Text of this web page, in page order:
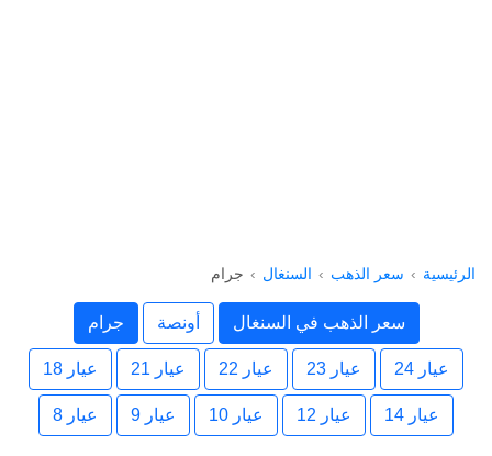
الرئيسية سعر الذهب السنغال جرام
سعر الذهب في السنغال أونصة جرام
عيار 24 عيار 23 عيار 22 عيار 21 عيار 18
عيار 14 عيار 12 عيار 10 عيار 9 عيار 8